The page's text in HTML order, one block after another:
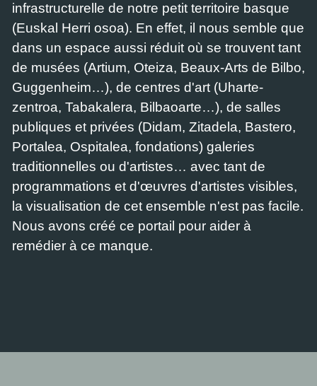
infrastructurelle de notre petit territoire basque
(Euskal Herri osoa). En effet, il nous semble que
dans un espace aussi réduit où se trouvent tant
de musées (Artium, Oteiza, Beaux-Arts de Bilbo,
Guggenheim…), de centres d'art (Uharte-
zentroa, Tabakalera, Bilbaoarte…), de salles
publiques et privées (Didam, Zitadela, Bastero,
Portalea, Ospitalea, fondations) galeries
traditionnelles ou d'artistes… avec tant de
programmations et d'œuvres d'artistes visibles,
la visualisation de cet ensemble n'est pas facile.
Nous avons créé ce portail pour aider à
remédier à ce manque.